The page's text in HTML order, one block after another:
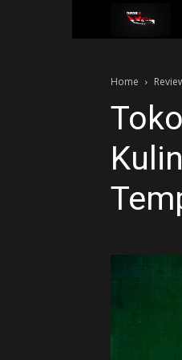
Home